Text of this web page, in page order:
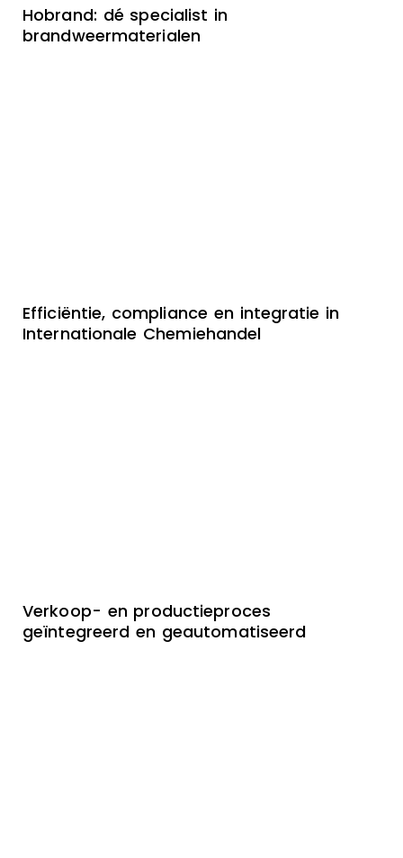
Hobrand: dé specialist in
brandweermaterialen
Efficiëntie, compliance en integratie in
Internationale Chemiehandel
Verkoop- en productieproces
geïntegreerd en geautomatiseerd